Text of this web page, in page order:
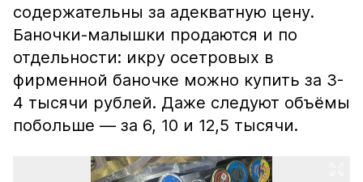
содержательны за адекватную цену.
Баночки-малышки продаются и по
отдельности: икру осетровых в
фирменной баночке можно купить за 3-
4 тысячи рублей. Даже следуют объёмы
побольше — за 6, 10 и 12,5 тысячи.